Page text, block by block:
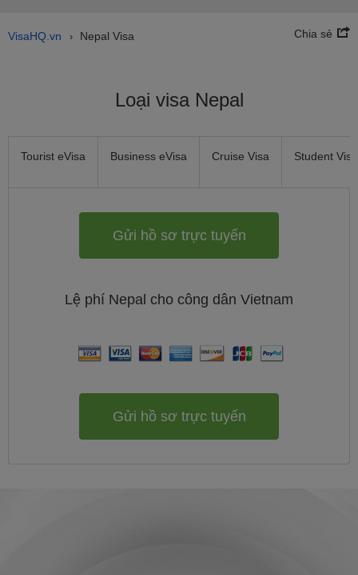
VisaHQ.vn › Nepal Visa Chia sẻ
Loại visa Nepal
Tourist eVisa Business eVisa Cruise Visa Student Visa
Gửi hồ sơ trực tuyến
Lệ phí Nepal cho công dân Vietnam
Gửi hồ sơ trực tuyến